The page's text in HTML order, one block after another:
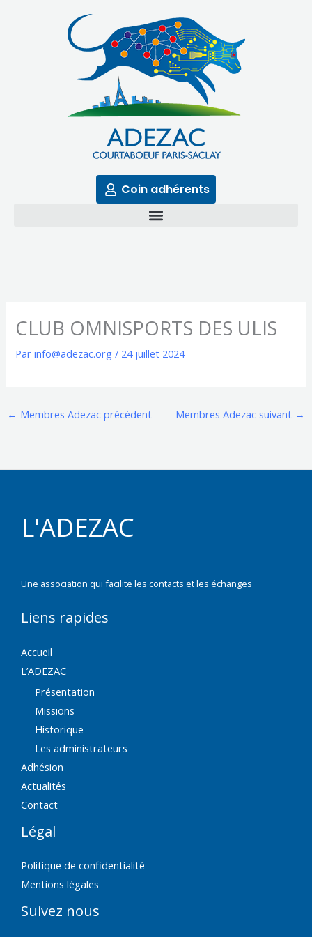
Coin adhérents
CLUB OMNISPORTS DES ULIS
Parinfo@adezac.org/ 24 juillet 2024
← Membres Adezac précédent Membres Adezac suivant →
L'ADEZAC
Une association qui facilite les contacts et les échanges
Liens rapides
Accueil
L’ADEZAC
Présentation
Missions
Historique
Les administrateurs
Adhésion
Actualités
Contact
Légal
Politique de confidentialité
Mentions légales
Suivez nous